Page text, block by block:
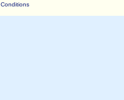
Conditions